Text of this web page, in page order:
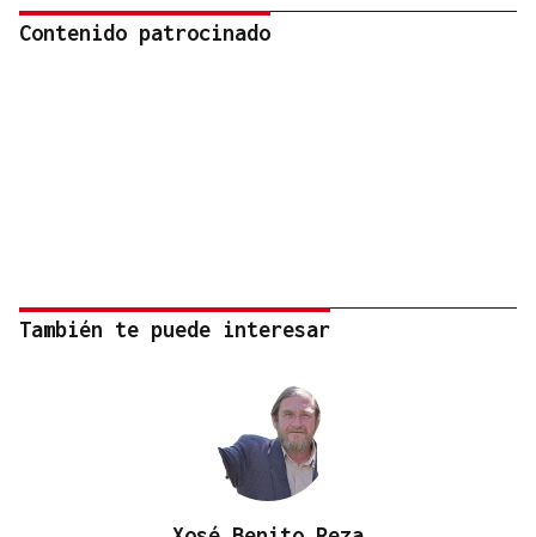
Contenido patrocinado
También te puede interesar